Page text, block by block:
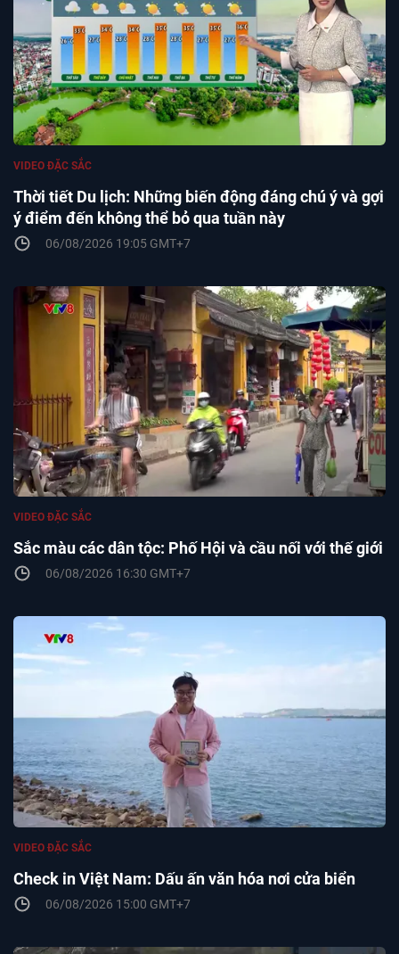
Thời tiết Du lịch: Những biến động đáng chú ý và gợi
ý điểm đến không thể bỏ qua tuần này
VIDEO ĐẶC SẮC
06/08/2026 19:05 GMT+7
Sắc màu các dân tộc: Phố Hội và cầu nối với thế giới
VIDEO ĐẶC SẮC
06/08/2026 16:30 GMT+7
Check in Việt Nam: Dấu ấn văn hóa nơi cửa biển
VIDEO ĐẶC SẮC
06/08/2026 15:00 GMT+7